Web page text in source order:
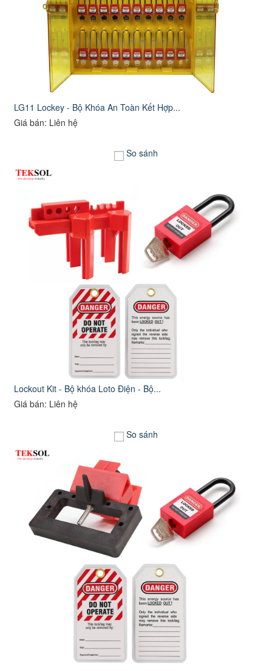
LG11 Lockey - Bộ Khóa An Toàn Kết Hợp...
Giá bán: Liên hệ
So sánh
Lockout Kit - Bộ khóa Loto Điện - Bộ...
Giá bán: Liên hệ
So sánh